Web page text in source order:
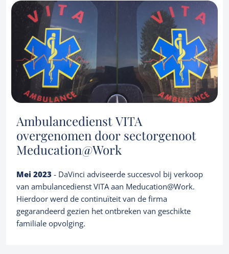
Family business succession planning
Corporate finance consultancy
About us
Credentials
Portfolio
News
EN Let's talk
Ambulancedienst VITA
overgenomen door sectorgenoot
Meducation@Work
Mei 2023 - DaVinci adviseerde succesvol bij verkoop
van ambulancedienst VITA aan Meducation@Work.
Hierdoor werd de continuïteit van de firma
gegarandeerd gezien het ontbreken van geschikte
familiale opvolging.